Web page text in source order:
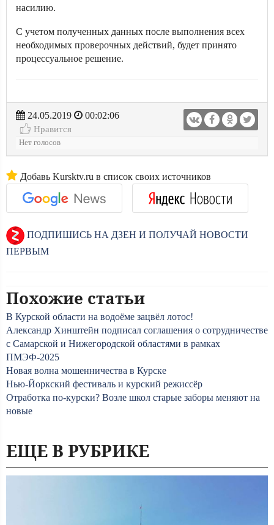
насилию.
С учетом полученных данных после выполнения всех
необходимых проверочных действий, будет принято
процессуальное решение.
24.05.2019
00:02:06
Нравится
Нет голосов
Добавь Kursktv.ru в список своих источников
ПОДПИШИСЬ НА ДЗЕН И ПОЛУЧАЙ НОВОСТИ
ПЕРВЫМ
Похожие статьи
В Курской области на водоёме зацвёл лотос!
Александр Хинштейн подписал соглашения о сотрудничестве
с Самарской и Нижегородской областями в рамках
ПМЭФ-2025
Новая волна мошенничества в Курске
Нью-Йоркский фестиваль и курский режиссёр
Отработка по-курски? Возле школ старые заборы меняют на
новые
ЕЩЕ В РУБРИКЕ